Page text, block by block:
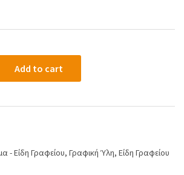
Add to cart
- Είδη Γραφείου, Γραφική Ύλη, Είδη Γραφείου